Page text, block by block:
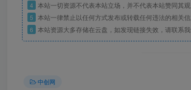
4 本站一切资源不代表本站立场，并不代表本站赞同其观
5 本站一律禁止以任何方式发布或转载任何违法的相关
6 本站资源大多存储在云盘，如发现链接失效，请联系我
中创网